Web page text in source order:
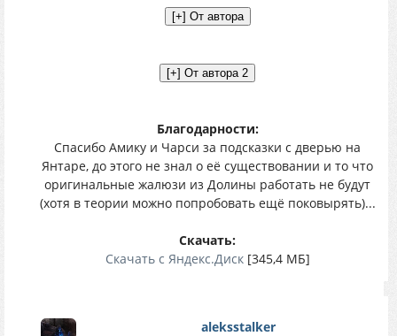
Благодарности:
Спасибо Амику и Чарси за подсказки с дверью на
Янтаре, до этого не знал о её существовании и то что
оригинальные жалюзи из Долины работать не будут
(хотя в теории можно попробовать ещё поковырять)...
Скачать:
Скачать с Яндекс.Диск[345,4 МБ]
aleksstalker